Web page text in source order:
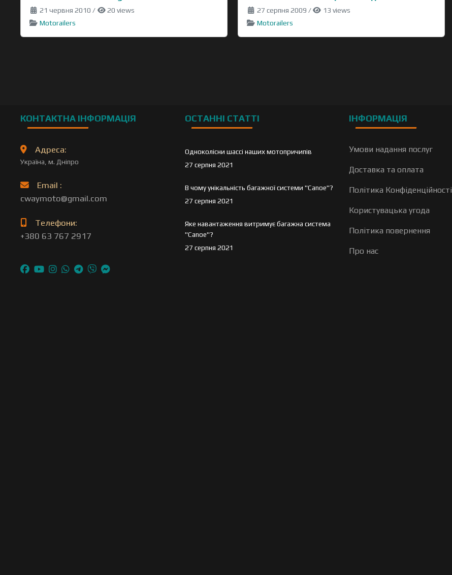
21 червня 2010 /
20 views
Motorailers
27 серпня 2009 /
13 views
Motorailers
КОНТАКТНА ІНФОРМАЦІЯ
Адреса:
Україна, м. Дніпро
Email :
cwaymoto@gmail.com
Телефони:
+380 63 767 2917
ОСТАННІ СТАТТІ
Одноколісни шассі наших мотопричипів
27 серпня 2021
В чому унікальність багажної системи "Canoe"?
27 серпня 2021
Яке навантаження витримує багажна система
"Canoe"?
27 серпня 2021
ІНФОРМАЦІЯ
Умови надання послуг
Доставка та оплата
Політика Конфіденційності
Користувацька угода
Політика повернення
Про нас